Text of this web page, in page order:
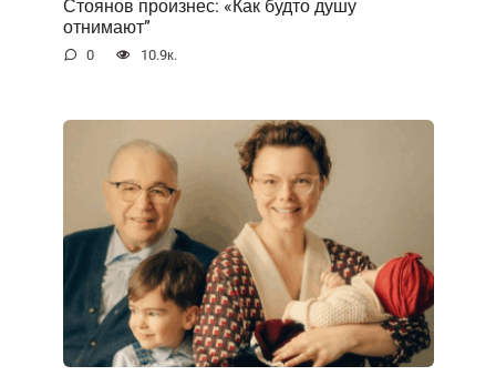
Стоянов произнес: «Как будто душу
отнимают”
0 10.9к.